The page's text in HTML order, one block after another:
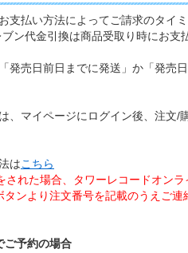
支払い方法によってご請求のタイミ
ン代金引換は商品受取り時にお支
発売日前日までに発送」か「発売
、マイページにログイン後、注文
はこちら
れた場合、タワーレコードオン
ンより注文番号を記載のうえご連
ご予約の場合